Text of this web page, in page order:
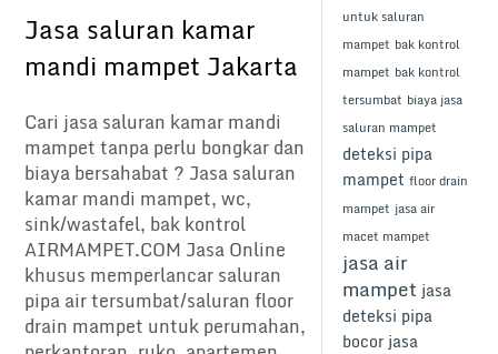
Jasa saluran kamar
mandi mampet Jakarta
Cari jasa saluran kamar mandi
mampet tanpa perlu bongkar dan
biaya bersahabat ? Jasa saluran
kamar mandi mampet, wc,
sink/wastafel, bak kontrol
AIRMAMPET.COM Jasa Online
khusus memperlancar saluran
pipa air tersumbat/saluran floor
drain mampet untuk perumahan,
untuk saluran
mampet bak kontrol
mampet bak kontrol
tersumbat biaya jasa
saluran mampet
deteksi pipa
mampet floor drain
mampet jasa air
macet mampet
jasa air
mampet jasa
deteksi pipa
bocor jasa